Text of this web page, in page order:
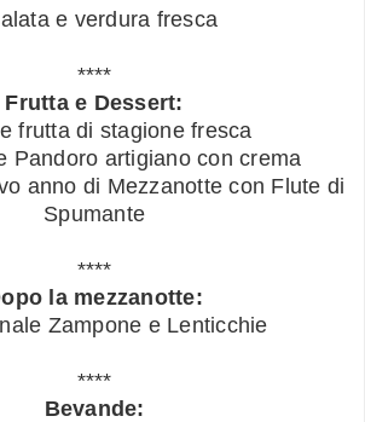
e verdura fresca
****
Frutta e Dessert:
frutta di stagione fresca
Pandoro artigiano con crema
anno di Mezzanotte con Flute di
Spumante
****
la mezzanotte:
Zampone e Lenticchie
****
Bevande: